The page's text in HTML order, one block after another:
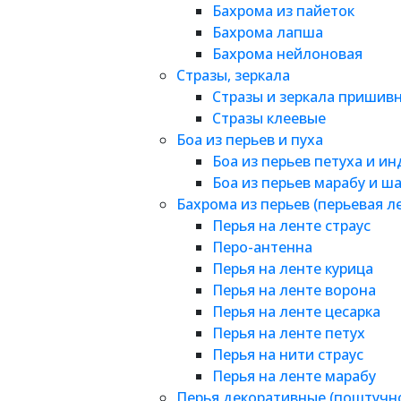
Бахрома из пайеток
Бахрома лапша
Бахрома нейлоновая
Стразы, зеркала
Стразы и зеркала
Стразы клеевые
Боа из перьев и пуха
Боа из перьев петуха и
Боа из перьев марабу и
Бахрома из перьев (перьевая
Перья на ленте страус
Перо-антенна
Перья на ленте курица
Перья на ленте ворона
Перья на ленте цесарка
Перья на ленте петух
Перья на нити страус
Перья на ленте марабу